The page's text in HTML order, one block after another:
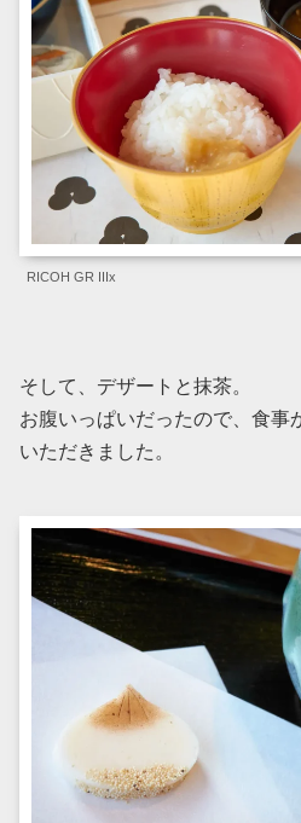
RICOH GR IIIx
そして、デザートと抹茶。
お腹いっぱいだったので、食事
いただきました。